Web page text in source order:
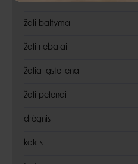
žali baltymai
žali riebalai
žalia ląsteliena
žali pelenai
drėgnis
kalcis